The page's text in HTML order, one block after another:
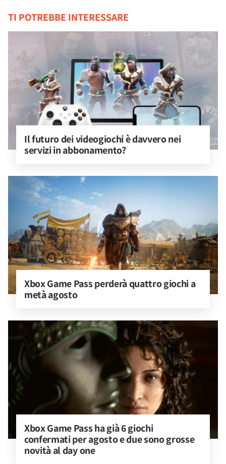
TI POTREBBE INTERESSARE
Il futuro dei videogiochi è davvero nei
servizi in abbonamento?
Xbox Game Pass perderà quattro giochi a
metà agosto
Xbox Game Pass ha già 6 giochi
confermati per agosto e due sono grosse
novità al day one